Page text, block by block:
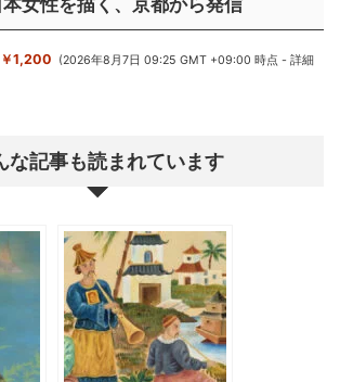
￥1,200 (2026年8月7日 09:25 GMT +09:00 時点 -詳細
な記事も読まれています